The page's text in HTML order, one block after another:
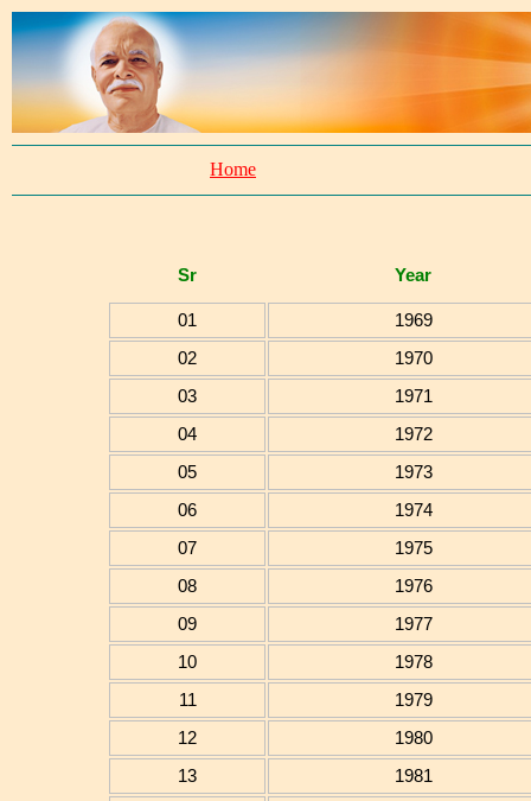
Home
Sr Year
01
1969
02
1970
03
1971
04
1972
05
1973
06
1974
07
1975
08
1976
09
1977
10
1978
11
1979
12
1980
13
1981